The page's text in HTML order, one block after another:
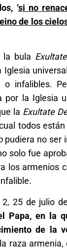
‘si no
de los
la bula
o infalibles.
la Iglesia
la Exultate
todos
pudiera no ser
solo fue
los armenios
25 de julio
Papa, en la
de la
raza armenia,